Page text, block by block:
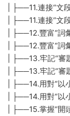
| ├──11.連接“文
| ├──11.連接“文
| ├──12.豐富“詞
| ├──12.豐富“詞
| ├──13.牢記“審
| ├──13.牢記“
| ├──14.用對“
| ├──14.用對“
| ├──15.掌握“開